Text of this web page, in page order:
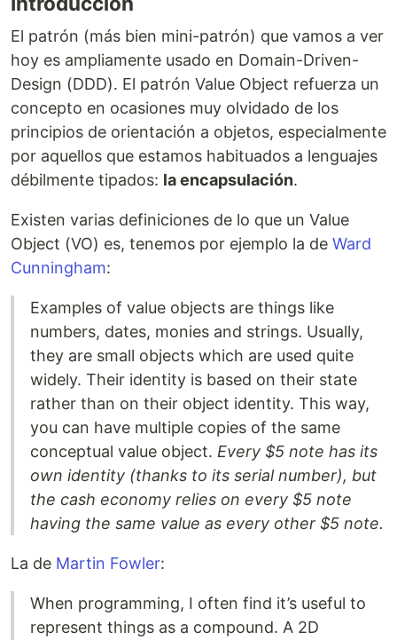
El patrón (más bien mini-patrón) que vamos a ver
hoy es ampliamente usado en Domain-Driven-
Design (DDD). El patrón Value Object refuerza un
concepto en ocasiones muy olvidado de los
principios de orientación a objetos, especialmente
por aquellos que estamos habituados a lenguajes
débilmente tipados: la encapsulación.
Existen varias definiciones de lo que un Value
Object (VO) es, tenemos por ejemplo la de Ward
Cunningham:
Examples of value objects are things like
numbers, dates, monies and strings. Usually,
they are small objects which are used quite
widely. Their identity is based on their state
rather than on their object identity. This way,
you can have multiple copies of the same
conceptual value object. Every $5 note has its
own identity (thanks to its serial number), but
the cash economy relies on every $5 note
having the same value as every other $5 note.
La de Martin Fowler:
When programming, I often find it’s useful to
represent things as a compound. A 2D